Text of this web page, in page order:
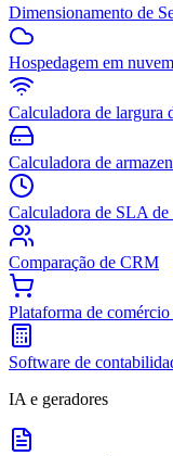
Dimensionamento de
Hospedagem em nuvem
Calculadora de largura
Calculadora de
Calculadora de SLA
Comparação de CRM
Plataforma de
Software de
IA e geradores